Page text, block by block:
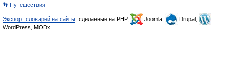
👣 Путешествия
Экспорт словарей на сайты , сделанные на PHP, Joomla,
Drupal,
WordPress, MODx.